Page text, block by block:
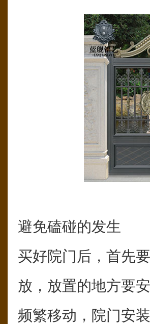
避免磕碰的发生
买好院门后，首先
放，放置的地方要
频繁移动，院门安